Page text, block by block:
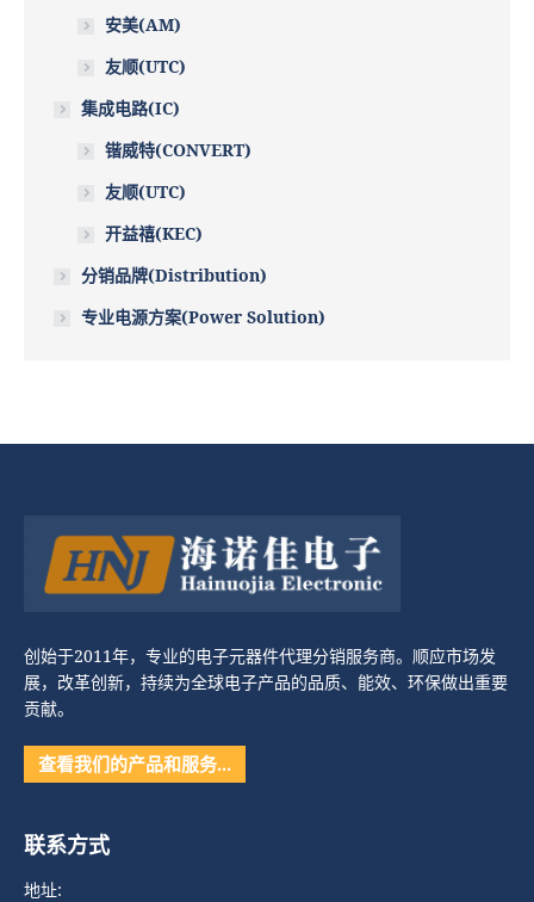
安美(AM)
友顺(UTC)
集成电路(IC)
锴威特(CONVERT)
友顺(UTC)
开益禧(KEC)
分销品牌(Distribution)
专业电源方案(Power Solution)
创始于2011年，专业的电子元器件代理分销服务商。顺应市场发
展，改革创新，持续为全球电子产品的品质、能效、环保做出重要
贡献。
查看我们的产品和服务…
联系方式
地址: